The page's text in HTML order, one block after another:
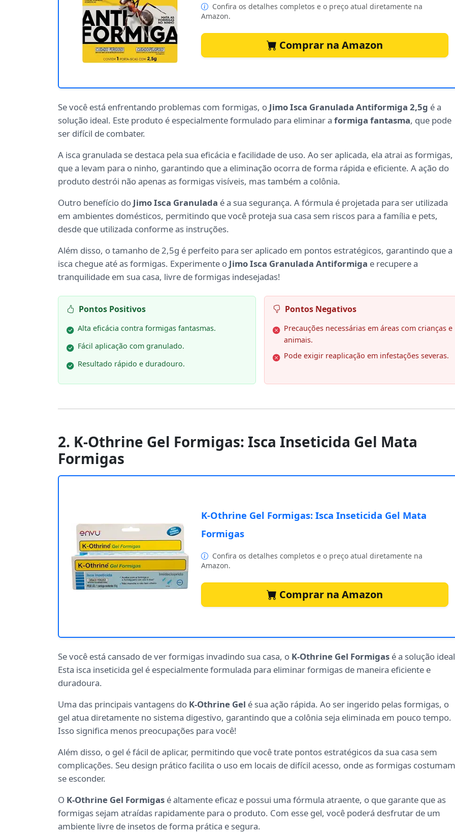
Confira os detalhes completos e o preço atual diretamente na
Amazon.
Comprar na Amazon
Se você está enfrentando problemas com formigas, o Jimo Isca Granulada Antiformiga 2,5g é a
solução ideal. Este produto é especialmente formulado para eliminar a formiga fantasma, que pode
ser difícil de combater.
A isca granulada se destaca pela sua eficácia e facilidade de uso. Ao ser aplicada, ela atrai as formigas,
que a levam para o ninho, garantindo que a eliminação ocorra de forma rápida e eficiente. A ação do
produto destrói não apenas as formigas visíveis, mas também a colônia.
Outro benefício do Jimo Isca Granulada é a sua segurança. A fórmula é projetada para ser utilizada
em ambientes domésticos, permitindo que você proteja sua casa sem riscos para a família e pets,
desde que utilizada conforme as instruções.
Além disso, o tamanho de 2,5g é perfeito para ser aplicado em pontos estratégicos, garantindo que a
isca chegue até as formigas. Experimente o Jimo Isca Granulada Antiformiga e recupere a
tranquilidade em sua casa, livre de formigas indesejadas!
Pontos Positivos
Alta eficácia contra formigas fantasmas.
Fácil aplicação com granulado.
Resultado rápido e duradouro.
Pontos Negativos
Precauções necessárias em áreas com crianças e
animais.
Pode exigir reaplicação em infestações severas.
2. K-Othrine Gel Formigas: Isca Inseticida Gel Mata
Formigas
K-Othrine Gel Formigas: Isca Inseticida Gel Mata
Formigas
Confira os detalhes completos e o preço atual diretamente na
Amazon.
Comprar na Amazon
Se você está cansado de ver formigas invadindo sua casa, o K-Othrine Gel Formigas é a solução
Esta isca inseticida gel é especialmente formulada para eliminar formigas de maneira eficiente e
duradoura.
Uma das principais vantagens do K-Othrine Gel é sua ação rápida. Ao ser ingerido pelas formigas, o
gel atua diretamente no sistema digestivo, garantindo que a colônia seja eliminada em pouco tempo.
Isso significa menos preocupações para você!
Além disso, o gel é fácil de aplicar, permitindo que você trate pontos estratégicos da sua casa sem
complicações. Seu design prático facilita o uso em locais de difícil acesso, onde as formigas costumam
se esconder.
O K-Othrine Gel Formigas é altamente eficaz e possui uma fórmula atraente, o que garante que as
formigas sejam atraídas rapidamente para o produto. Com esse gel, você poderá desfrutar de um
ambiente livre de insetos de forma prática e segura.